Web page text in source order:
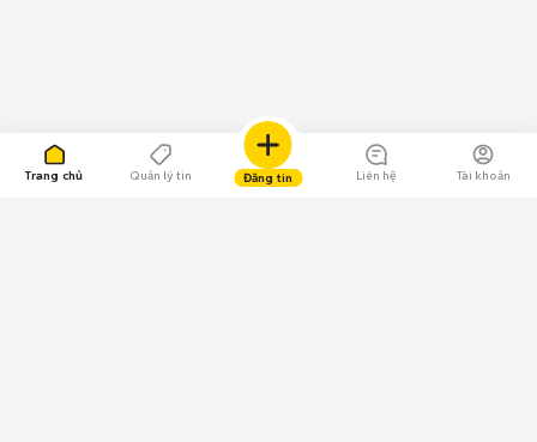
Trang chủ Quản lý tin Đăng tin Liên hệ Tài khoản